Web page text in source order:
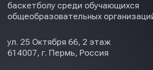
баскетболу среди обучающихся
общеобразовательных
ул. 25 Октября 66, 2 этаж
614007, г. Пермь, Россия